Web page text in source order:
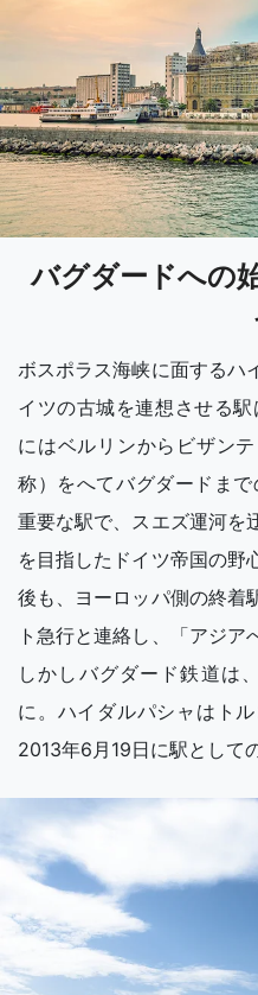
バグダードへの
ボスポラス海峡に面するハ
イツの古城を連想させる
にはベルリンからビザン
称）をへてバグダードま
重要な駅で、スエズ運河を
を目指したドイツ帝国の野
後も、ヨーロッパ側の終着
ト急行と連絡し、「アジア
しかしバグダード鉄道は
に。ハイダルパシャはト
2013年6月19日に駅として